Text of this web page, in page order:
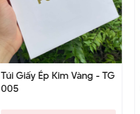
Túi Giấy Ép Kim Vàng - TG
005